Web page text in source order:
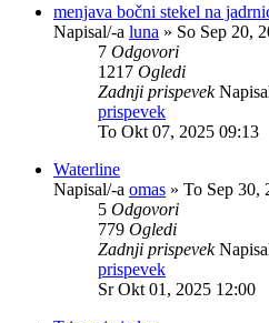
menjava bočni stekel na
Napisal/-a luna » So Sep 20,
7 Odgovori
1217 Ogledi
Zadnji prispevek
prispevek
To Okt 07, 2025 09:13
Waterline
Napisal/-a omas » To Sep 30,
5 Odgovori
779 Ogledi
Zadnji prispevek
prispevek
Sr Okt 01, 2025 12:00